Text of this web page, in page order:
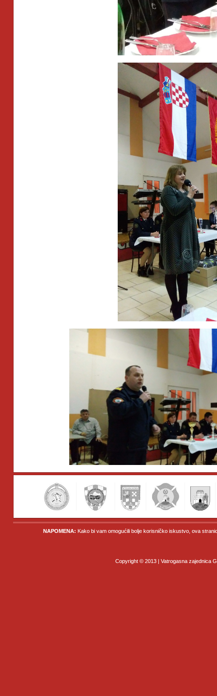
NAPOMENA: Kako bi vam omogućili bolje korisničko iskustvo, ova
Copyright © 2013 | Vatrogasna zajednica